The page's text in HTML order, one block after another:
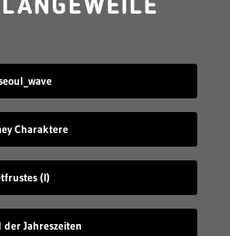
Charaktere
(I)
Jahreszeiten